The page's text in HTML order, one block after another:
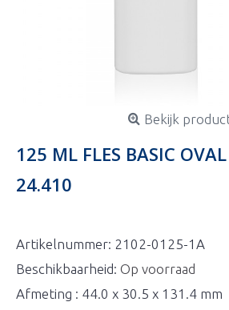
Bekijk
125 ML FLES BASIC
24.410
Artikelnummer: 2102-0125-1A
Beschikbaarheid: Op voorraad
Afmeting : 44.0 x 30.5 x 131.4 mm